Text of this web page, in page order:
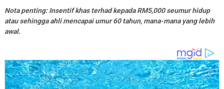
Nota penting: Insentif khas terhad kepada RM5,000 seumur hidup
atau sehingga ahli mencapai umur 60 tahun, mana-mana yang lebih
awal.